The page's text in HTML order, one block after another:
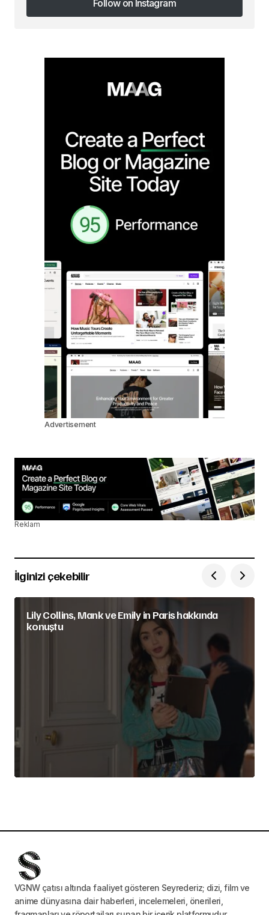
Follow on Instagram
Follow on Instagram
Advertisement
Reklam
İlginizi çekebilir
Lily Collins, Mank ve Emily in Paris hakkında
konuştu
VGNW çatısı altında faaliyet gösteren Seyrederiz; dizi, film ve
anime dünyasına dair haberleri, incelemeleri, önerileri,